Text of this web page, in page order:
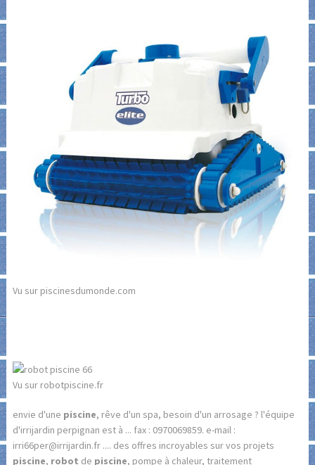
Vu sur piscinesdumonde.com
Vu sur robotpiscine.fr
envie d'une piscine, rêve d'un spa, besoin d'un arrosage ? l'équipe
d'irrijardin perpignan est à ... fax : 0970069859. e-mail :
irri66per@irrijardin.fr .... des offres incroyables sur vos projets
piscine, robot de piscine, pompe à chaleur, traitement